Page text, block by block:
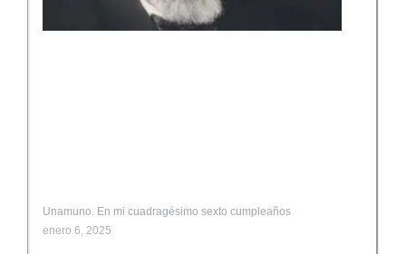
Unamuno. En mi cuadragésimo sexto cumpleaños
enero 6, 2025